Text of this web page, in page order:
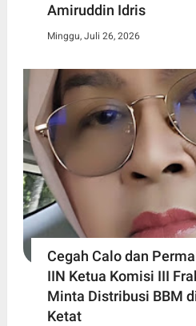
Amiruddin Idris
Minggu, Juli 26, 2026
Cegah Calo dan
IIN Ketua Komisi III
Minta Distribusi BBM
Ketat